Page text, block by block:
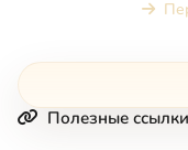
Полезные ссылки